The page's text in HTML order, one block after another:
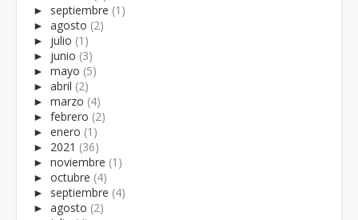
► septiembre (1)
► agosto (2)
► julio (1)
► junio (3)
► mayo (5)
► abril (2)
► marzo (4)
► febrero (2)
► enero (1)
► 2021 (36)
► noviembre (1)
► octubre (4)
► septiembre (4)
► agosto (2)